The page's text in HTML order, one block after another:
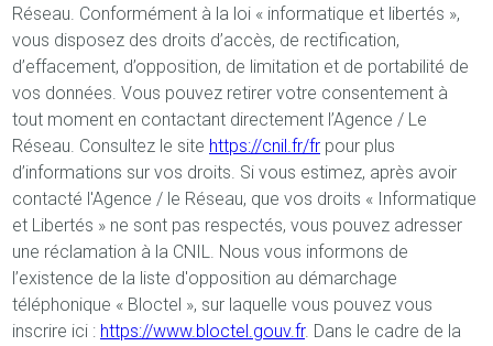
Réseau. Conformément à la loi « informatique et libertés »,
vous disposez des droits d’accès, de rectification,
d’effacement, d’opposition, de limitation et de portabilité de
vos données. Vous pouvez retirer votre consentement à
tout moment en contactant directement l’Agence / Le
Réseau. Consultez le site https://cnil.fr/fr pour plus
d’informations sur vos droits. Si vous estimez, après avoir
contacté l'Agence / le Réseau, que vos droits « Informatique
et Libertés » ne sont pas respectés, vous pouvez adresser
une réclamation à la CNIL. Nous vous informons de
l’existence de la liste d'opposition au démarchage
téléphonique « Bloctel », sur laquelle vous pouvez vous
inscrire ici : https://www.bloctel.gouv.fr. Dans le cadre de la